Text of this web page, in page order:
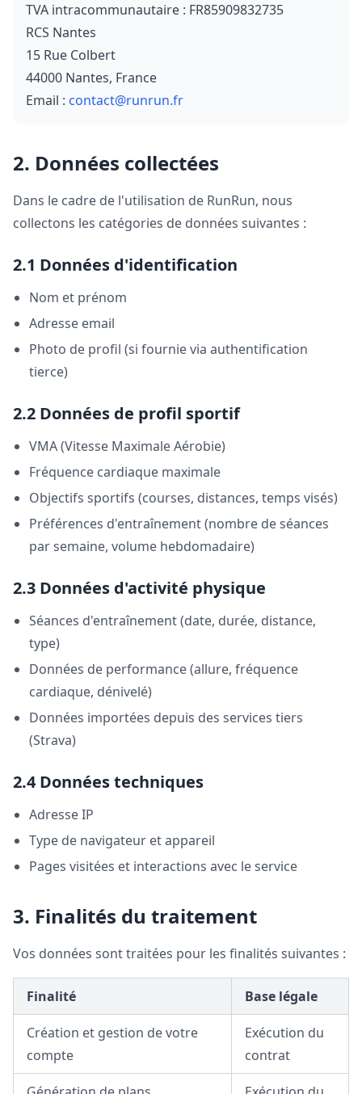
TVA intracommunautaire : FR85909832735
RCS Nantes
15 Rue Colbert
44000 Nantes, France
Email : contact@runrun.fr
2. Données collectées
Dans le cadre de l'utilisation de RunRun, nous
collectons les catégories de données suivantes :
2.1 Données d'identification
Nom et prénom
Adresse email
Photo de profil (si fournie via authentification
tierce)
2.2 Données de profil sportif
VMA (Vitesse Maximale Aérobie)
Fréquence cardiaque maximale
Objectifs sportifs (courses, distances, temps visés)
Préférences d'entraînement (nombre de séances
par semaine, volume hebdomadaire)
2.3 Données d'activité physique
Séances d'entraînement (date, durée, distance,
type)
Données de performance (allure, fréquence
cardiaque, dénivelé)
Données importées depuis des services tiers
(Strava)
2.4 Données techniques
Adresse IP
Type de navigateur et appareil
Pages visitées et interactions avec le service
3. Finalités du traitement
Vos données sont traitées pour les finalités suivantes :
Finalité Base légale
Création et gestion de votre
compte
Exécution du
contrat